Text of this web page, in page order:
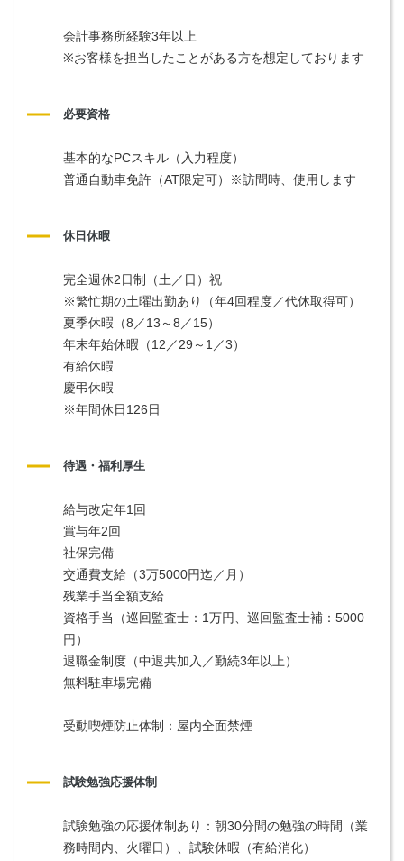
会計事務所経験3年以上
※お客様を担当したことがある方を想定しております
必要資格
基本的なPCスキル（入力程度）
普通自動車免許（AT限定可）※訪問時、使用します
休日休暇
完全週休2日制（土／日）祝
※繁忙期の土曜出勤あり（年4回程度／代休取得可）
夏季休暇（8／13～8／15）
年末年始休暇（12／29～1／3）
有給休暇
慶弔休暇
※年間休日126日
待遇・福利厚生
給与改定年1回
賞与年2回
社保完備
交通費支給（3万5000円迄／月）
残業手当全額支給
資格手当（巡回監査士：1万円、巡回監査士補：5000
円）
退職金制度（中退共加入／勤続3年以上）
無料駐車場完備
受動喫煙防止体制：屋内全面禁煙
試験勉強応援体制
試験勉強の応援体制あり：朝30分間の勉強の時間（業
務時間内、火曜日）、試験休暇（有給消化）